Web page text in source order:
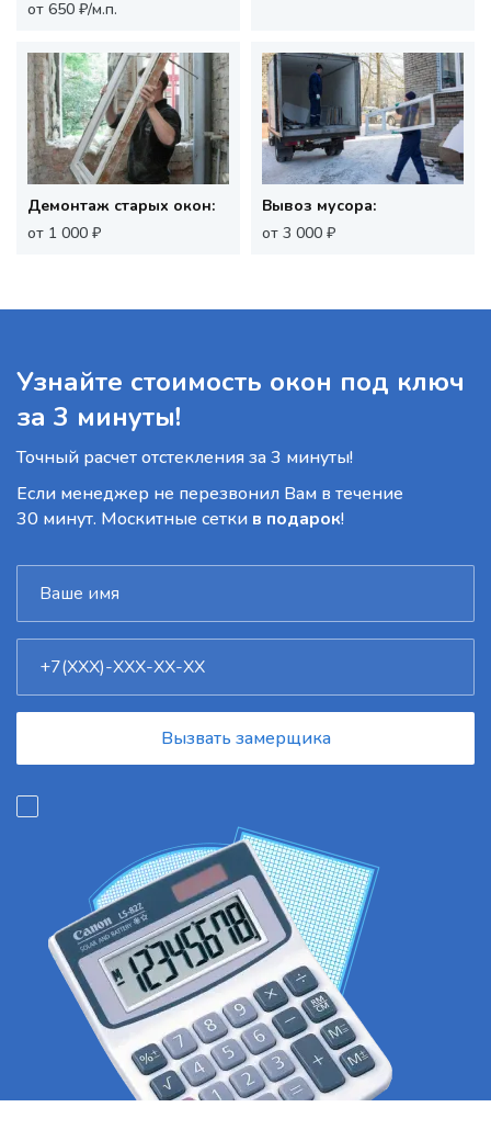
от 650 ₽/м.п.
Демонтаж старых окон:
от 1 000 ₽
Вывоз мусора:
от 3 000 ₽
Узнайте стоимость окон под ключ
за 3 минуты!
Точный расчет отстекления за 3 минуты!
Если менеджер не перезвонил Вам в течение
30 минут. Москитные сетки в подарок!
Вызвать замерщика